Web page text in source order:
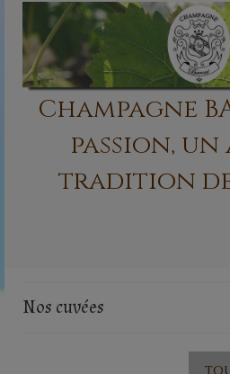
Champagne
passion,
tradition
Nos cuvées